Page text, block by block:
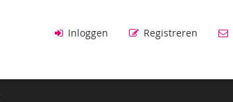
Inloggen Registreren